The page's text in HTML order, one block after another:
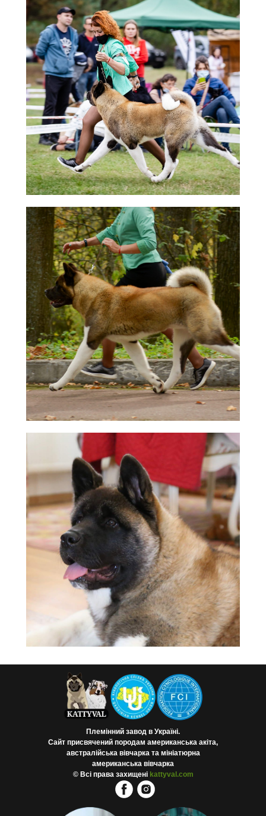
Племінний завод в Україні.
Сайт присвячений породам американська акіта,
австралійська вівчарка та мініатюрна
американська вівчарка
© Всі права захищені kattyval.com